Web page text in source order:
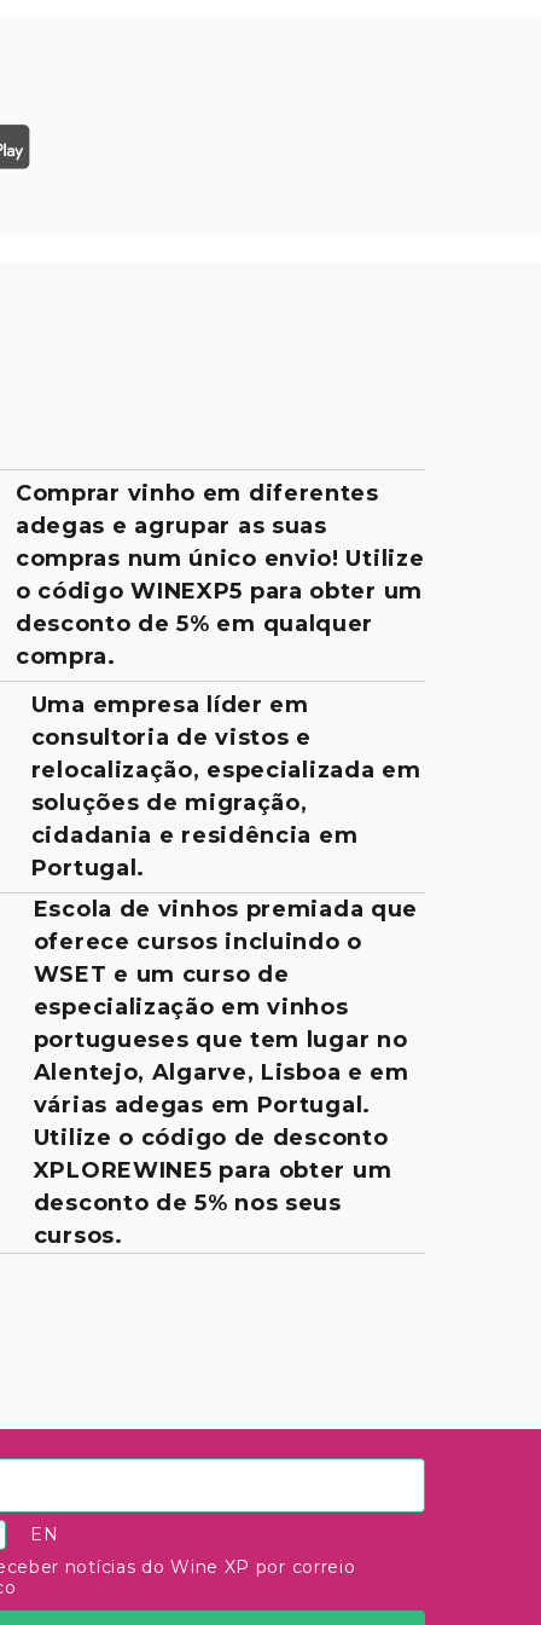
Comprar vinho em diferentes
adegas e agrupar as suas
compras num único envio! Utilize
o código WINEXP5 para obter um
desconto de 5% em qualquer
compra.
Uma empresa líder em
consultoria de vistos e
relocalização, especializada em
soluções de migração,
cidadania e residência em
Portugal.
Escola de vinhos premiada que
oferece cursos incluindo o
WSET e um curso de
especialização em vinhos
portugueses que tem lugar no
Alentejo, Algarve, Lisboa e em
várias adegas em Portugal.
Utilize o código de desconto
XPLOREWINE5 para obter um
desconto de 5% nos seus
cursos.
EN
notícias do Wine XP por correio